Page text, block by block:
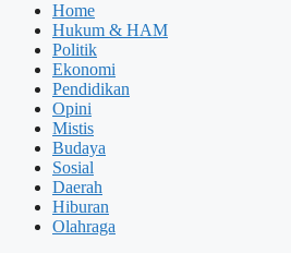
Home
Hukum & HAM
Politik
Ekonomi
Pendidikan
Opini
Mistis
Budaya
Sosial
Daerah
Hiburan
Olahraga